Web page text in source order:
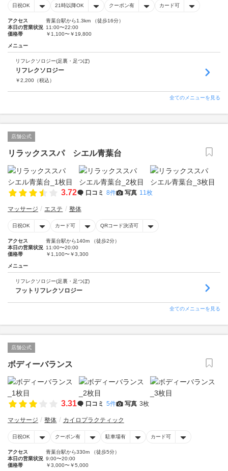
日祝OK 21時以降OK クーポン有 カード可
アクセス
青葉台駅から1.3km （徒歩16分）
本日の営業状況 11:00〜22:00
価格帯
￥1,100〜￥19,800
メニュー
リフレクソロジー(足裏・足つぼ)
リフレクソロジー
￥2,200 （税込）
全てのメニューを見る
店舗公式
リラックススパ シエル青葉台
3.72 口コミ 8件 写真 11枚
マッサージ エステ 整体
日祝OK カード可 QRコード決済可
アクセス
青葉台駅から140m （徒歩2分）
本日の営業状況 11:00〜20:00
価格帯
￥1,100〜￥3,300
メニュー
リフレクソロジー(足裏・足つぼ)
フットリフレクソロジー
全てのメニューを見る
店舗公式
ボディーバランス
3.31 口コミ 5件 写真 3枚
マッサージ 整体 カイロプラクティック
日祝OK クーポン有 駐車場有 カード可
アクセス
青葉台駅から330m （徒歩5分）
本日の営業状況 9:00〜20:00
価格帯
￥3,000〜￥5,000